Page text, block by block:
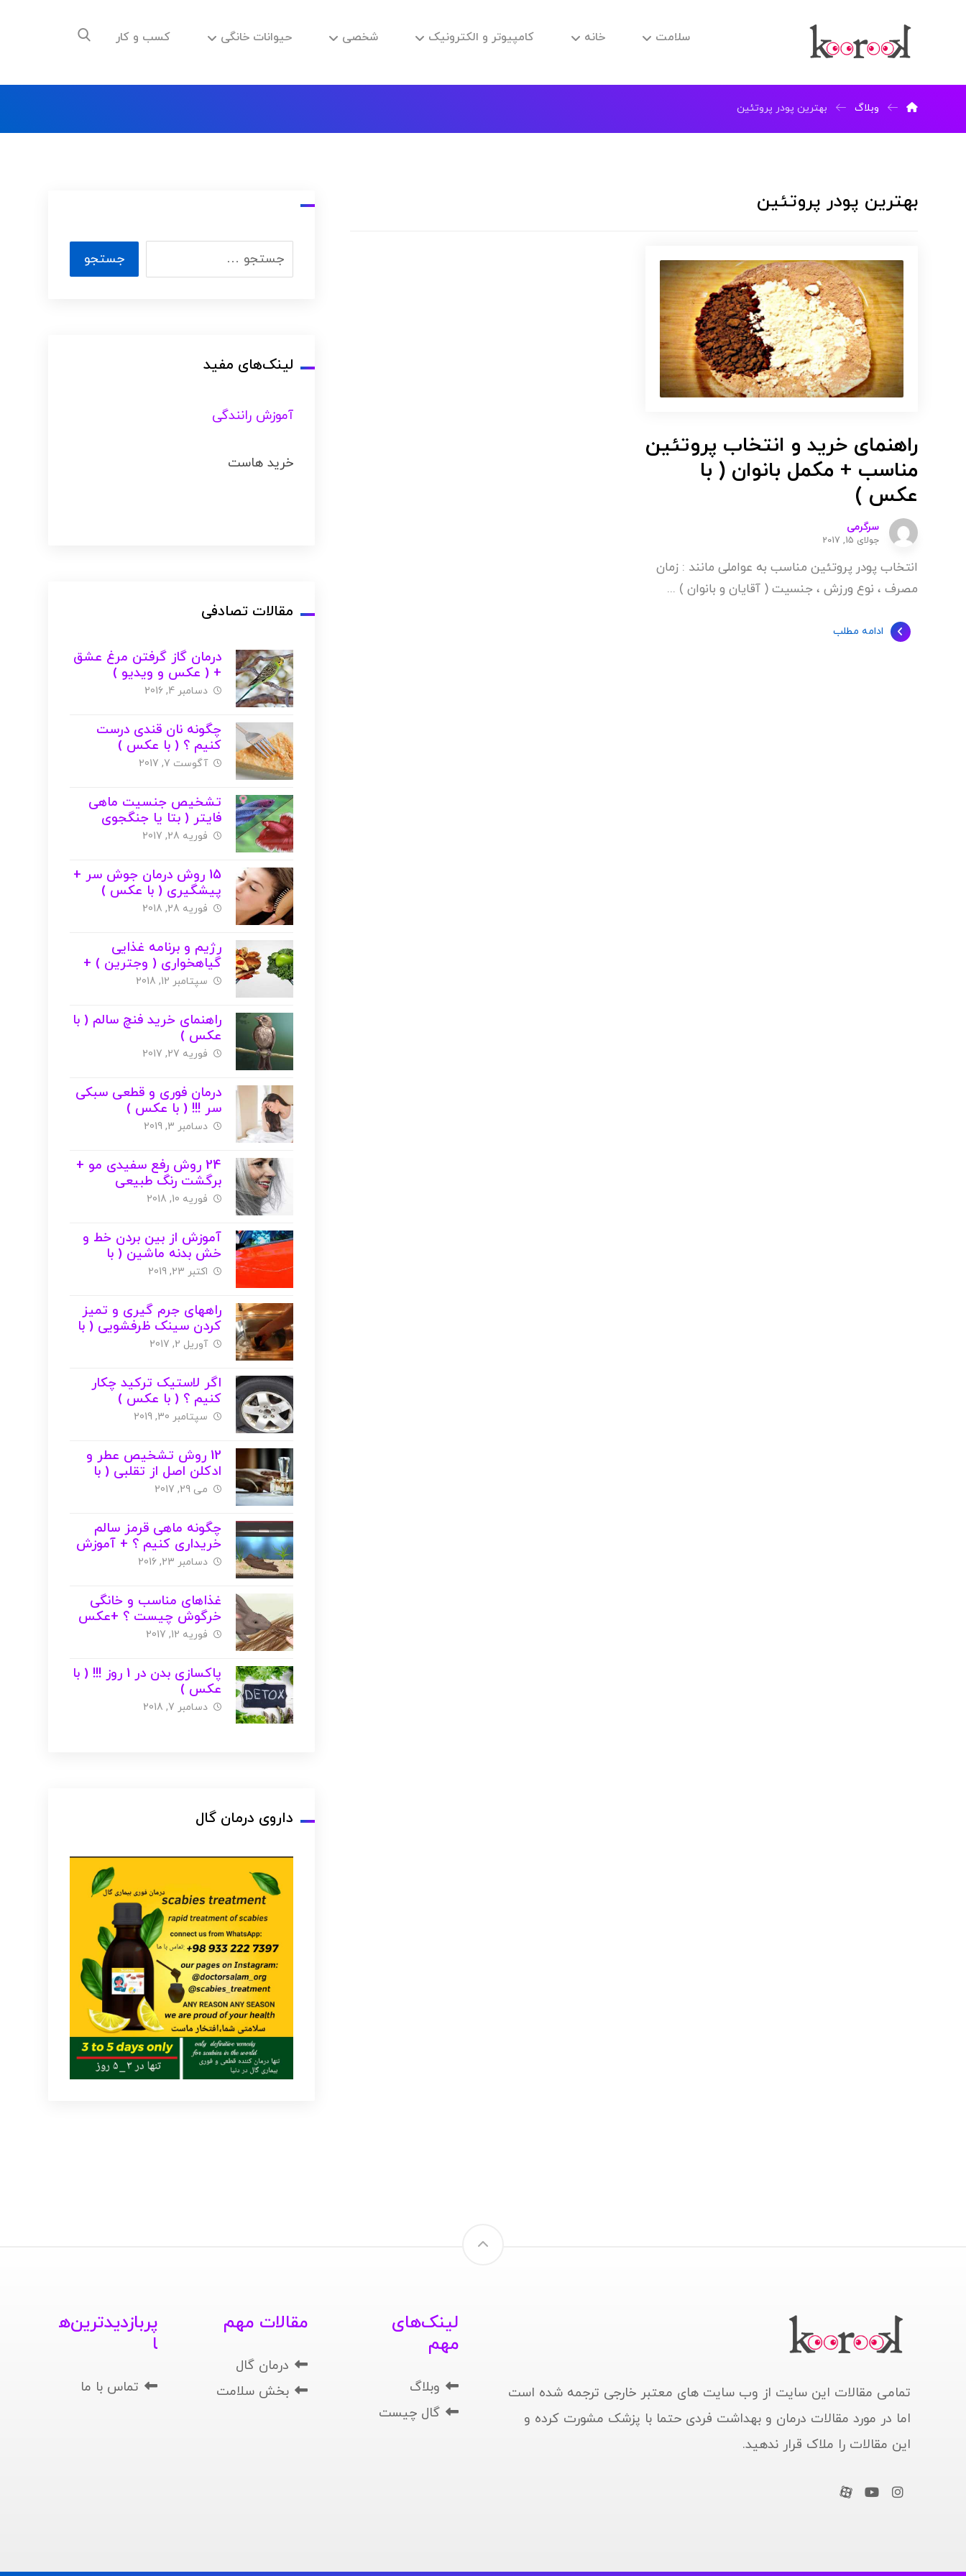
سلامت خانه کامپیوتر و الکترونیک شخصی حیوانات خانگی کسب و کار
وبلاگ بهترین پودر پروتئین
بهترین پودر پروتئین
راهنمای خرید و انتخاب پروتئین
مناسب + مکمل بانوان ( با
عکس )
سرگرمی
جولای 15, 2017
انتخاب پودر پروتئین مناسب به عواملی مانند : زمان
مصرف ، نوع ورزش ، جنسیت ( آقایان و بانوان ) ...
ادامه مطلب
لینک‌های مفید
آموزش رانندگی
خرید هاست
مقالات تصادفی
درمان گاز گرفتن مرغ عشق
+ ( عکس و ویدیو )
دسامبر 4, 2016
چگونه نان قندی درست
کنیم ؟ ( با عکس )
آگوست 7, 2017
تشخیص جنسیت ماهی
فایتر ( بتا یا جنگجوی
سیامی ) با عکس
فوریه 28, 2017
15 روش درمان جوش سر +
پیشگیری ( با عکس )
فوریه 28, 2018
رژیم و برنامه غذایی
گیاهخواری ( وجترین ) +
عکس
سپتامبر 12, 2018
راهنمای خرید فنچ سالم ( با
عکس )
فوریه 27, 2017
درمان فوری و قطعی سبکی
سر !!! ( با عکس )
دسامبر 3, 2019
24 روش رفع سفیدی مو +
برگشت رنگ طبیعی
فوریه 10, 2018
آموزش از بین بردن خط و
خش بدنه ماشین ( با
عکس )
اکتبر 23, 2019
راههای جرم گیری و تمیز
کردن سینک ظرفشویی ( با
عکس )
آوریل 2, 2017
اگر لاستیک ترکید چکار
کنیم ؟ ( با عکس )
سپتامبر 30, 2019
12 روش تشخیص عطر و
ادکلن اصل از تقلبی ( با
عکس )
می 29, 2017
چگونه ماهی قرمز سالم
خریداری کنیم ؟ + آموزش
بزرگ کردن
دسامبر 23, 2016
غذاهای مناسب و خانگی
خرگوش چیست ؟ +عکس
+ ویدیو
فوریه 12, 2017
پاکسازی بدن در 1 روز !!! ( با
عکس )
دسامبر 7, 2018
داروی درمان گال
تمامی مقالات این سایت از وب سایت های معتبر خارجی ترجمه شده است
اما در مورد مقالات درمان و بهداشت فردی حتما با پزشک مشورت کرده و
این مقالات را ملاک قرار ندهید.
لینک‌های
مهم
وبلاگ
گال چیست
مقالات مهم
درمان گال
بخش سلامت
پربازدیدترین‌ه
ا
تماس با ما